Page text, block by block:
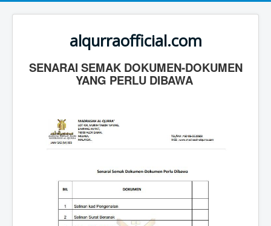
alqurraofficial.com
SENARAI SEMAK DOKUMEN-DOKUMEN
YANG PERLU DIBAWA